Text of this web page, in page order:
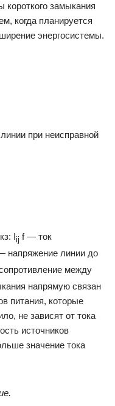
короткого замыкания
когда планируется
энергосистемы.
при неисправной
Iij f — ток
напряжение линии до
между
напрямую связан
питания, которые
не зависят от тока
источников
значение тока